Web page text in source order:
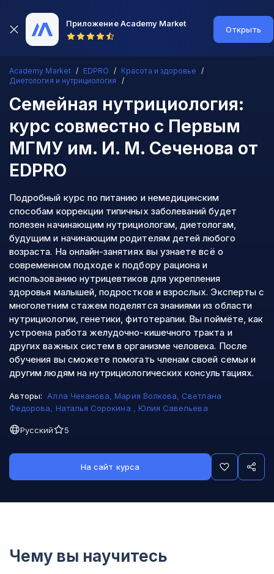
Приложение Academy Market
Открыть
Academy Market EDPRO
Красота и здоровье
Диетология и нутрициология
Семейная нутрициология:
курс совместно с Первым
МГМУ им. И. М. Сеченова от
EDPRO
Подробный курс по питанию и немедицинским
способам коррекции типичных заболеваний будет
полезен начинающим нутрициологам, диетологам,
будущим и начинающим родителям детей любого
возраста. На онлайн-занятиях вы узнаете всё о
современном подходе к подбору рациона и
использованию нутрицевтиков для укрепления
здоровья малышей, подростков и взрослых. Эксперты с
многолетним стажем поделятся знаниями из области
нутрициологии, генетики, фитотерапии. Вы поймёте, как
устроена работа желудочно-кишечного тракта и
других важных систем в организме человека. После
обучения вы сможете помогать членам своей семьи и
другим людям на нутрициологических консультациях.
Авторы: Алла Чеканова Мария Волкова
Светлана
Федорова
Наталья Сорокина Юлия Савельева
Русский 5
На сайт курса
Чему вы научитесь